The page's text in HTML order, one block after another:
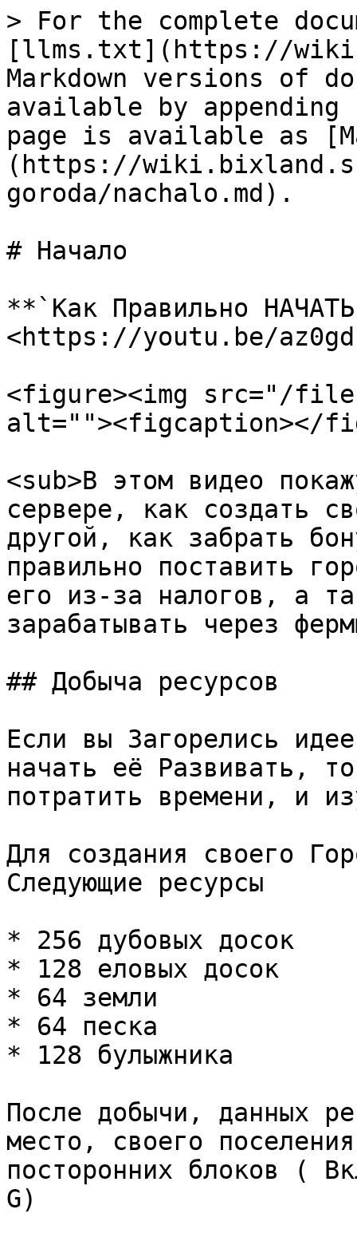
> For the complete
[llms.txt](https://
Markdown versions of
available by
page is available as
(https://
goroda/nachalo.md).
# Начало
**`Как Правильно
<https://youtu.be/az0gd-
<figure><img src="/
alt=""><figcaption></
<sub>В этом видео
сервере, как создать
другой, как забрать
правильно поставить
его из‑за налогов, а
зарабатывать через
## Добыча ресурсов
Если вы Загорелись
начать её Развивать,
потратить времени, и
Для создания своего
Следующие ресурсы
* 256 дубовых досок
* 128 еловых досок
* 64 земли
* 64 песка
* 128 булыжника
После добычи, данных
место, своего
посторонних блоков (
G)